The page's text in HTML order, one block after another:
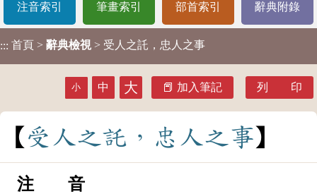
注音索引 筆畫索引 部首索引 辭典附錄
::: 首頁 > 辭典檢視 > 受人之託，忠人之事
小 中 大 加入筆記 列 印
受 人之 託 ， 忠 人之 事
注 音